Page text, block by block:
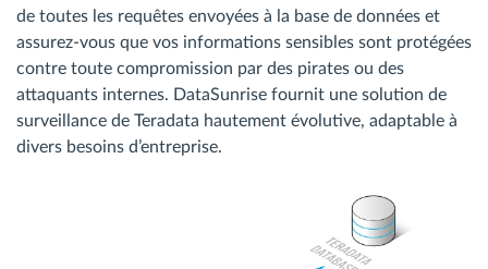
de toutes les requêtes envoyées à la base de données et
assurez-vous que vos informations sensibles sont protégées
contre toute compromission par des pirates ou des
attaquants internes. DataSunrise fournit une solution de
surveillance de Teradata hautement évolutive, adaptable à
divers besoins d’entreprise.